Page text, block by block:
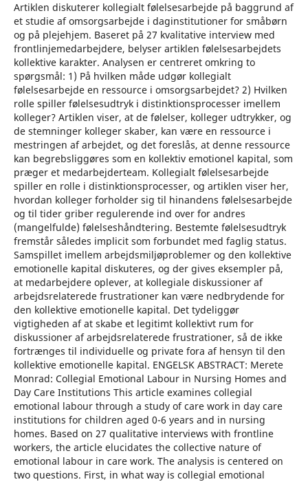
Artiklen diskuterer kollegialt følelsesarbejde på baggrund af
et studie af omsorgsarbejde i daginstitutioner for småbørn
og på plejehjem. Baseret på 27 kvalitative interview med
frontlinjemedarbejdere, belyser artiklen følelsesarbejdets
kollektive karakter. Analysen er centreret omkring to
spørgsmål: 1) På hvilken måde udgør kollegialt
følelsesarbejde en ressource i omsorgsarbejdet? 2) Hvilken
rolle spiller følelsesudtryk i distinktionsprocesser imellem
kolleger? Artiklen viser, at de følelser, kolleger udtrykker, og
de stemninger kolleger skaber, kan være en ressource i
mestringen af arbejdet, og det foreslås, at denne ressource
kan begrebsliggøres som en kollektiv emotionel kapital, som
præger et medarbejderteam. Kollegialt følelsesarbejde
spiller en rolle i distinktionsprocesser, og artiklen viser her,
hvordan kolleger forholder sig til hinandens følelsesarbejde
og til tider griber regulerende ind over for andres
(mangelfulde) følelseshåndtering. Bestemte følelsesudtryk
fremstår således implicit som forbundet med faglig status.
Samspillet imellem arbejdsmiljøproblemer og den kollektive
emotionelle kapital diskuteres, og der gives eksempler på,
at medarbejdere oplever, at kollegiale diskussioner af
arbejdsrelaterede frustrationer kan være nedbrydende for
den kollektive emotionelle kapital. Det tydeliggør
vigtigheden af at skabe et legitimt kollektivt rum for
diskussioner af arbejdsrelaterede frustrationer, så de ikke
fortrænges til individuelle og private fora af hensyn til den
kollektive emotionelle kapital. ENGELSK ABSTRACT: Merete
Monrad: Collegial Emotional Labour in Nursing Homes and
Day Care Institutions This article examines collegial
emotional labour through a study of care work in day care
institutions for children aged 0-6 years and in nursing
homes. Based on 27 qualitative interviews with frontline
workers, the article elucidates the collective nature of
emotional labour in care work. The analysis is centered on
two questions. First, in what way is collegial emotional